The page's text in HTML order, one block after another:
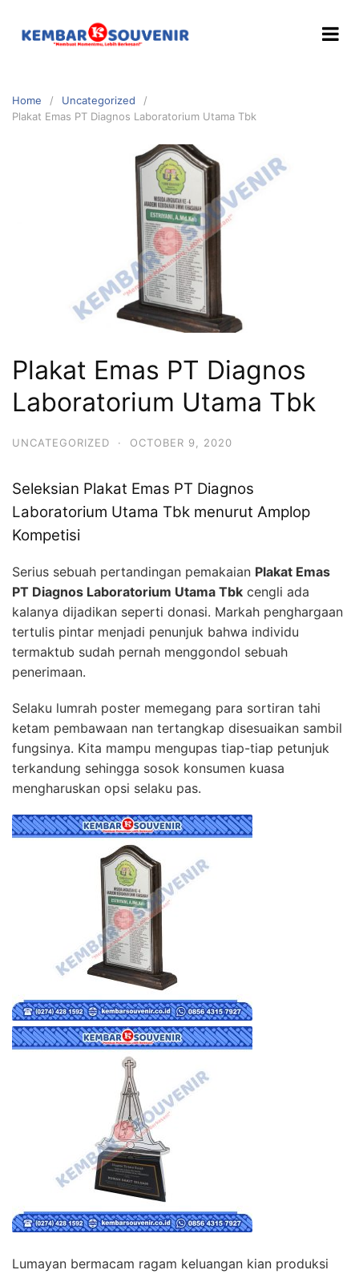
Home
Uncategorized
Plakat Emas PT Diagnos Laboratorium Utama Tbk
Plakat Emas PT Diagnos
Laboratorium Utama Tbk
UNCATEGORIZED · OCTOBER 9, 2020
Seleksian Plakat Emas PT Diagnos
Laboratorium Utama Tbk menurut Amplop
Kompetisi
Serius sebuah pertandingan pemakaian Plakat Emas
PT Diagnos Laboratorium Utama Tbk cengli ada
kalanya dijadikan seperti donasi. Markah penghargaan
tertulis pintar menjadi penunjuk bahwa individu
termaktub sudah pernah menggondol sebuah
penerimaan.
Selaku lumrah poster memegang para sortiran tahi
ketam pembawaan nan tertangkap disesuaikan sambil
fungsinya. Kita mampu mengupas tiap-tiap petunjuk
terkandung sehingga sosok konsumen kuasa
mengharuskan opsi selaku pas.
Lumayan bermacam ragam keluangan kian produksi